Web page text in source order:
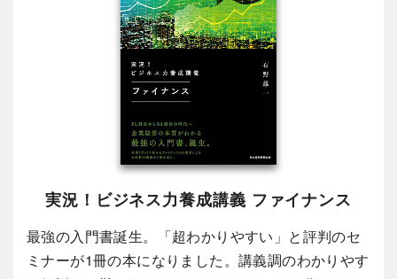
実況！ビジネス力養成講義 ファイナンス
最強の入門書誕生。「超わかりやすい」と評判のセ
ミナーが1冊の本になりました。講義調のわかりやす